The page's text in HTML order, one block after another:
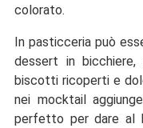
colorato.
In pasticceria può
dessert in
biscotti ricoperti e
nei mocktail
perfetto per dare al